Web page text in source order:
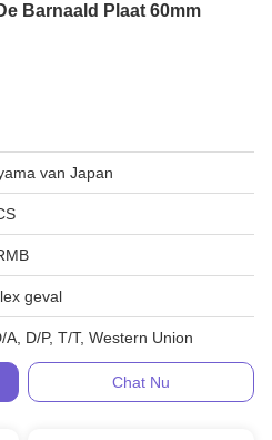
Barnaald Plaat 60mm
van Japan
geval
A, D/P, T/T, Western Union
Chat Nu